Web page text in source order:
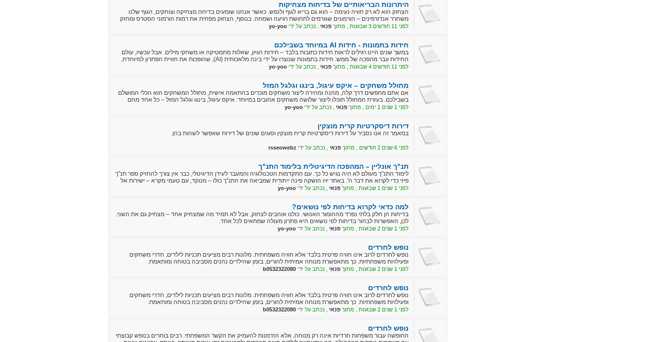
היתרונות הבריאותיים של בדיחות מצחיקות
הצחוק הוא לא רק חוויה נעימה – הוא גם בריא לגוף ולנפש. כאשר אנחנו שומעים בדיחה מצחיקה וצוחקים, הגוף שלנו
משחרר אנדורפינים – הורמונים שגורמים לתחושת רגיעה ושמחה. בנוסף, הצחוק מפחית את רמות הורמוני הסטרס ומחזק
את מערכת החיסון.
לפני 11 חודשים 3 שבועות , מתוך פנאי , נכתב על ידי yo-yoo
חידות בתמונות - חידות AI במיוחד בשבילכם
במשך שנים היינו רגילים לראות חידות כתובות בלבד – חידות הגיון, שאלות מתמטיקה או משחקי מילים. אבל עכשיו, עולם
החידות עבר מהפכה של ממש: חידות בתמונות שנוצרו על ידי בינה מלאכותית (AI), שהופכות את חוויית הפתרון למיוחדת,
מפתיעה ויזואלית ומקורית הרבה יותר.
לפני 11 חודשים 4 שבועות , מתוך פנאי , נכתב על ידי yo-yoo
מחולל משחקים – איקס עיגול, בינגו וגלגל המזל
אם אתם מחפשים דרך קלה, מהנה ומהירה ליצור משחקים מוכרים בהתאמה אישית, מחולל המשחקים הוא הכלי המושלם
בשבילכם. בעזרת המחולל תוכלו ליצור שלושה משחקים אהובים במיוחד: איקס עיגול, בינגו וגלגל המזל – כל אחד מהם
נבנה בלחיצת כפתור, עם אפשרות להתאמה אישית מלאה.
לפני 1 שנים 1 ימים , מתוך פנאי , נכתב על ידי yo-yoo
דירות דיסקרטיות קרית מוצקין
במאמר זה אנו נסביר על דירות דיסקרטיות קרית מוצקין וסוגים שונים של דירות שאפשר לשהות בהן.
לפני 6 שנים 2 חודשים , מתוך פנאי , נכתב על ידי rsseowebz
תנ"ך אונליין – המהפכה הדיגיטלית בלימוד התנ"ך
לימוד התנ"ך מעולם לא היה נגיש כל כך. עם התקדמות הטכנולוגיה והמעבר לעידן הדיגיטלי, כבר אין צורך להחזיק ספר תנ"ך
פיזי כדי לקרוא את דבר ה'. באתר יויו הושקה פינה ייחודית שמביאה את התנ"ך כולו – מנוקד, עם טעמי מקרא – ישירות אל
המסך שלך, בין אם אתה גולש ממחשב, טאבלט או טלפון.
לפני 1 שנים 1 שבועות , מתוך פנאי , נכתב על ידי yo-yoo
למה כדאי לקרוא בדיחות לפי נושאים?
בדיחות הן חלק בלתי נפרד מההומור האנושי. כולנו אוהבים לצחוק, אבל לא תמיד מה שמצחיק אחד – מצחיק גם את השני.
לכן, האפשרות לבחור בדיחות לפי נושאים היא פתרון מעולה שמתאים לכל אחד.
לפני 1 שנים 2 שבועות , מתוך פנאי , נכתב על ידי yo-yoo
נופש לחרדים
נופש לחרדים לרוב אינו חוויה פרטית בלבד אלא חוויה משפחתית. מלונות רבים מציעים תכניות לילדים, חדרי משחקים
ופעילויות משפחתיות. כך מתאפשרת מנוחה אמיתית להורים, בזמן שהילדים נהנים מסביבה בטוחה ומותאמת.
לפני 1 שנים 2 שבועות , מתוך פנאי , נכתב על ידי b0532322080
נופש לחרדים
נופש לחרדים לרוב אינו חוויה פרטית בלבד אלא חוויה משפחתית. מלונות רבים מציעים תכניות לילדים, חדרי משחקים
ופעילויות משפחתיות. כך מתאפשרת מנוחה אמיתית להורים, בזמן שהילדים נהנים מסביבה בטוחה ומותאמת.
לפני 1 שנים 2 שבועות , מתוך פנאי , נכתב על ידי b0532322080
נופש לחרדים
החופשה עבור משפחות חרדיות אינה רק מנוחה, אלא הזדמנות להעמיק את הקשר המשפחתי. רבים בוחרים בנופש קבוצתי